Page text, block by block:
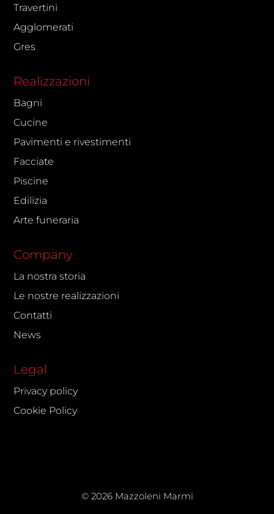
Travertini
Agglomerati
Gres
Realizzazioni
Bagni
Cucine
Pavimenti e rivestimenti
Facciate
Piscine
Edilizia
Arte funeraria
Company
La nostra storia
Le nostre realizzazioni
Contatti
News
Legal
Privacy policy
Cookie Policy
© 2026 Mazzoleni Marmi